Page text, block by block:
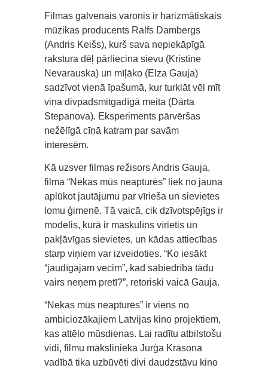
Filmas galvenais varonis ir harizmātiskais
mūzikas producents Ralfs Dambergs
(Andris Keišs), kurš sava nepiekāpīgā
rakstura dēļ pārliecina sievu (Kristīne
Nevarauska) un mīļāko (Elza Gauja)
sadzīvot vienā īpašumā, kur turklāt vēl mīt
viņa divpadsmitgadīgā meita (Dārta
Stepanova). Eksperiments pārvēršas
nežēlīgā cīņā katram par savām
interesēm.
Kā uzsver filmas režisors Andris Gauja,
filma “Nekas mūs neapturēs” liek no jauna
aplūkot jautājumu par vīrieša un sievietes
lomu ģimenē. Tā vaicā, cik dzīvotspējīgs ir
modelis, kurā ir maskulīns vīrietis un
pakļāvīgas sievietes, un kādas attiecības
starp viņiem var izveidoties. “Ko iesākt
“jaudīgajam vecim”, kad sabiedrība tādu
vairs neņem pretī?”, retoriski vaicā Gauja.
“Nekas mūs neapturēs” ir viens no
ambiciozākajiem Latvijas kino projektiem,
kas attēlo mūsdienas. Lai radītu atbilstošu
vidi, filmu mākslinieka Jurģa Krāsona
vadībā tika uzbūvēti divi daudzstāvu kino